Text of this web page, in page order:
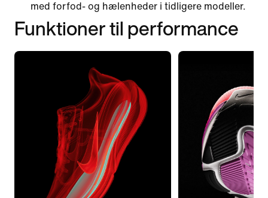
med forfod- og hælenheder i tidligere modeller.
Funktioner til performance